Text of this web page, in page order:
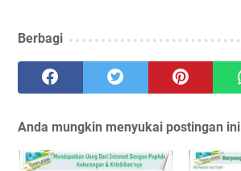
Berbagi
Anda mungkin menyukai postingan ini